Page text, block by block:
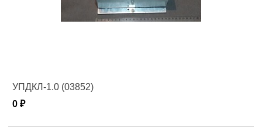
УПДКЛ-1.0 (03852)
0 ₽